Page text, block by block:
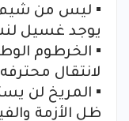
▪︎ ليس من شيم
يوجد غسيل
▪︎ الخرطوم
لانتقال
▪︎ المريخ لن
ظل الأزمة